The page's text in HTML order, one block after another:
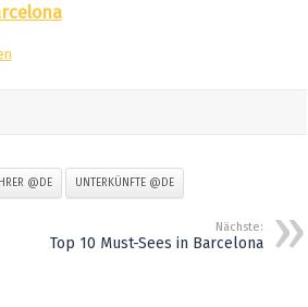
@DE UNTERKÜNFTE @DE
Nächste:
Top 10 Must-Sees in Barcelona